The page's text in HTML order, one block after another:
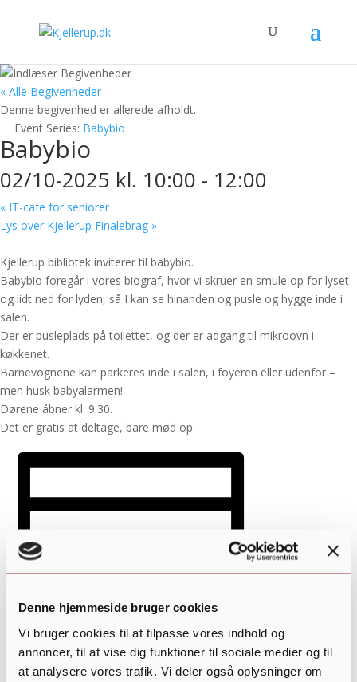
Denne hjemmeside bruger cookies
Vi bruger cookies til at tilpasse vores indhold og
annoncer, til at vise dig funktioner til sociale medier og til
at analysere vores trafik. Vi deler også oplysninger om
« Alle Begivenheder
Denne begivenhed er allerede afholdt.
Event Series: Babybio
Babybio
02/10-2025 kl. 10:00 - 12:00
« IT-cafe for seniorer
Lys over Kjellerup Finalebrag »
Kjellerup bibliotek inviterer til babybio.
Babybio foregår i vores biograf, hvor vi skruer en smule op for lyset
og lidt ned for lyden, så I kan se hinanden og pusle og hygge inde i
salen.
Der er pusleplads på toilettet, og der er adgang til mikroovn i
køkkenet.
Barnevognene kan parkeres inde i salen, i foyeren eller udenfor –
men husk babyalarmen!
Dørene åbner kl. 9.30.
Det er gratis at deltage, bare mød op.